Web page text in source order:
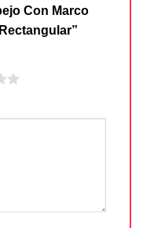
Con Marco